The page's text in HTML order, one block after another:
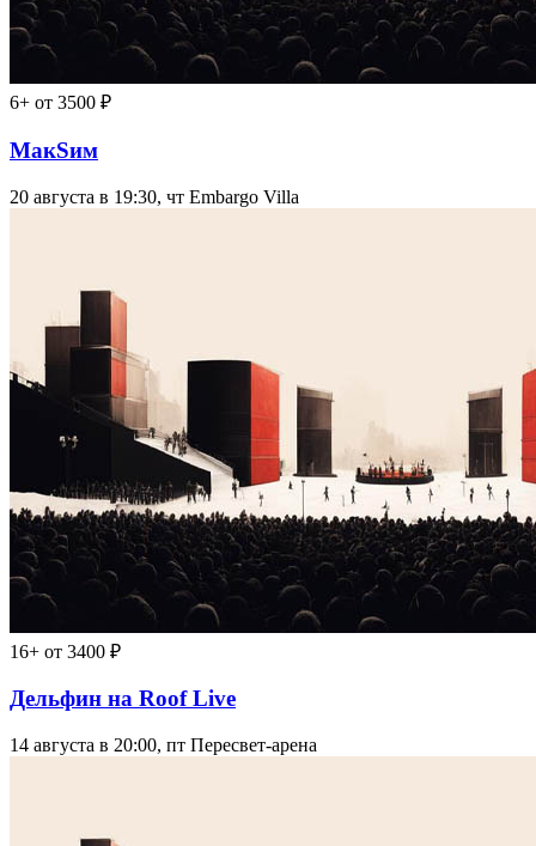
6+ от 3500 ₽
МакSим
20 августа в 19:30, чт Embargo Villa
16+ от 3400 ₽
Дельфин на Roof Live
14 августа в 20:00, пт Пересвет-арена